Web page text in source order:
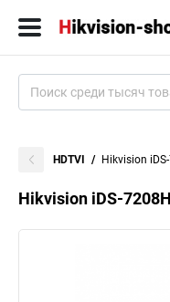
HDTVI Hikvision
Hikvision iDS-